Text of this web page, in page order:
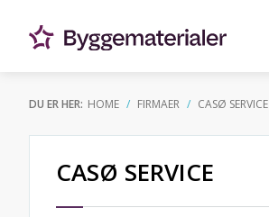
DU ER HER: HOME FIRMAER CASØ SERVICE
CASØ SERVICE